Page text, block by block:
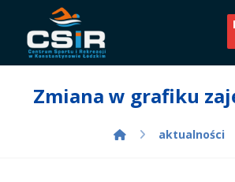
Zmiana w grafiku
aktualności